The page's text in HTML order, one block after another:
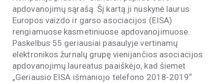
apdovanojimų sąrašą. Šį kartą ji nuskynė laurus
Europos vaizdo ir garso asociacijos (EISA)
rengiamuose kasmetiniuose apdovanojimuose.
Paskelbus 55 geriausiai pasaulyje vertinamų
elektronikos žurnalų grupę vienijančios asociacijos
apdovanojimų laureatus paaiškėjo, kad šiemet
„Geriausio EISA išmaniojo telefono 2018-2019“